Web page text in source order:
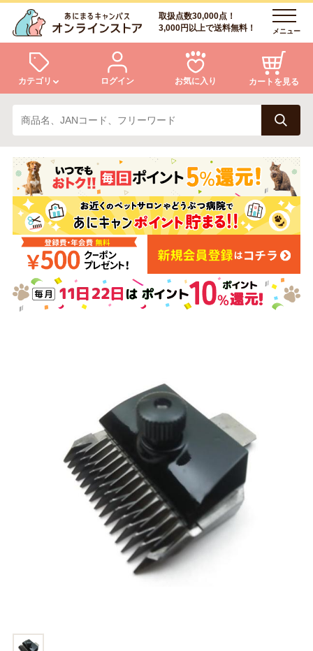
取扱点数30,000点！
3,000円以上で送料無料！
メニュー
カテゴリ
犬 猫
小動物・鳥 アクア・爬虫類・昆虫
ドッグフード キャットフード
美容・ケア用品 服・おさんぽ用品
ログイン お気に入り カートを見る
ログイン
会員登録
あにまるキャンパスについて
アフターサービス
商品リクエスト